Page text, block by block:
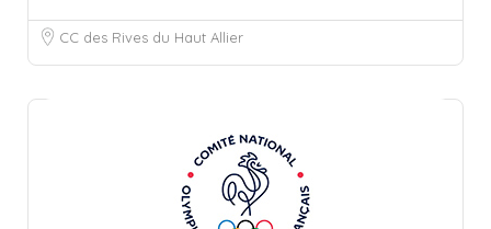
CC des Rives du Haut Allier